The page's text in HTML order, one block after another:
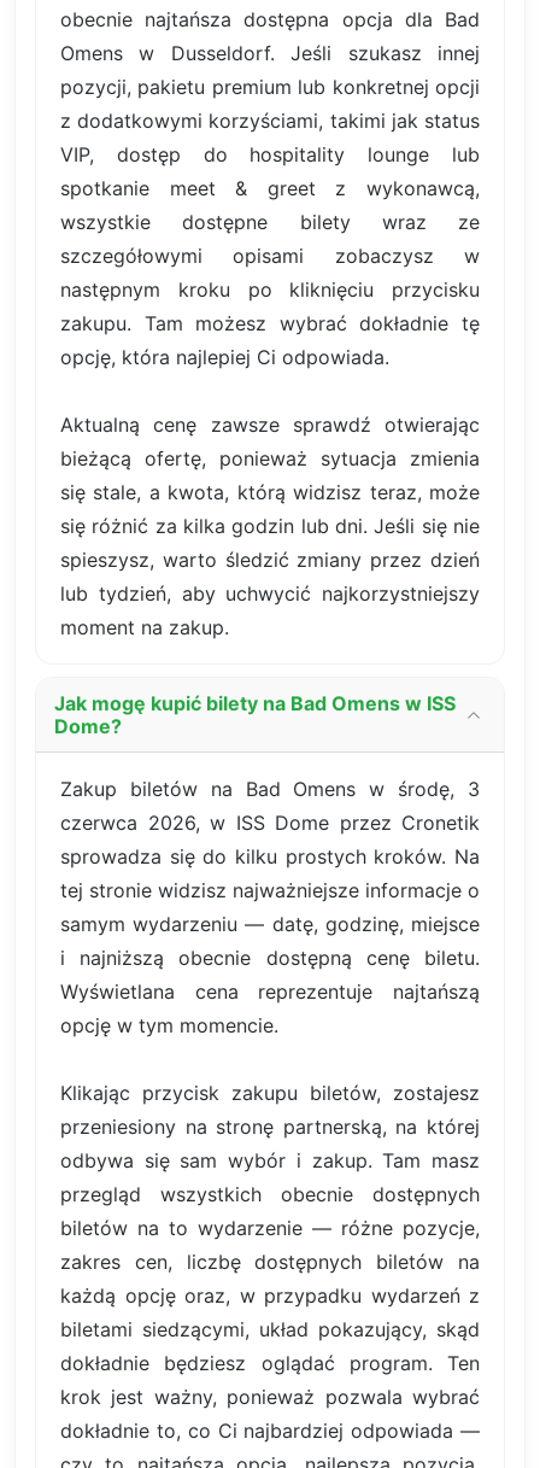
obecnie najtańsza dostępna opcja dla Bad
Omens w Dusseldorf. Jeśli szukasz innej
pozycji, pakietu premium lub konkretnej opcji
z dodatkowymi korzyściami, takimi jak status
VIP, dostęp do hospitality lounge lub
spotkanie meet & greet z wykonawcą,
wszystkie dostępne bilety wraz ze
szczegółowymi opisami zobaczysz w
następnym kroku po kliknięciu przycisku
zakupu. Tam możesz wybrać dokładnie tę
opcję, która najlepiej Ci odpowiada.
Aktualną cenę zawsze sprawdź otwierając
bieżącą ofertę, ponieważ sytuacja zmienia
się stale, a kwota, którą widzisz teraz, może
się różnić za kilka godzin lub dni. Jeśli się nie
spieszysz, warto śledzić zmiany przez dzień
lub tydzień, aby uchwycić najkorzystniejszy
moment na zakup.
Jak mogę kupić bilety na Bad Omens w ISS
Dome?
Zakup biletów na Bad Omens w środę, 3
czerwca 2026, w ISS Dome przez Cronetik
sprowadza się do kilku prostych kroków. Na
tej stronie widzisz najważniejsze informacje o
samym wydarzeniu — datę, godzinę, miejsce
i najniższą obecnie dostępną cenę biletu.
Wyświetlana cena reprezentuje najtańszą
opcję w tym momencie.
Klikając przycisk zakupu biletów, zostajesz
przeniesiony na stronę partnerską, na której
odbywa się sam wybór i zakup. Tam masz
przegląd wszystkich obecnie dostępnych
biletów na to wydarzenie — różne pozycje,
zakres cen, liczbę dostępnych biletów na
każdą opcję oraz, w przypadku wydarzeń z
biletami siedzącymi, układ pokazujący, skąd
dokładnie będziesz oglądać program. Ten
krok jest ważny, ponieważ pozwala wybrać
dokładnie to, co Ci najbardziej odpowiada —